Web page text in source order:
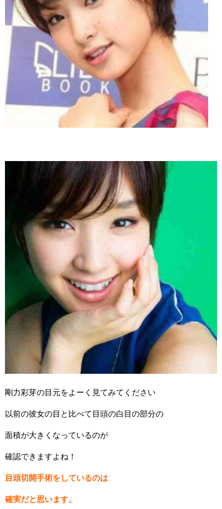
剛力彩芽の目元をよーく見てみてください
以前の彼女の目と比べて目頭の白目の部分の
面積が大きくなっているのが
確認できますよね！
目頭切開手術をしているのは
確実だと思います。